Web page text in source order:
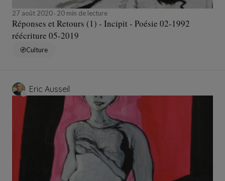
27 août 2020 20 min de lecture
Réponses et Retours (1) - Incipit - Poésie 02-1992
réécriture 05-2019
Culture
Eric Ausseil